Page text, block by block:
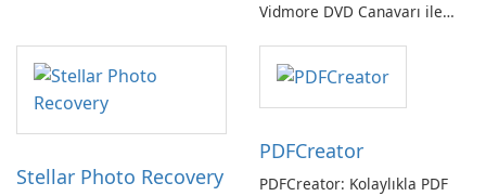
Vidmore DVD Canavarı ile
Stellar Photo Recovery
PDFCreator
PDFCreator: Kolaylıkla PDF